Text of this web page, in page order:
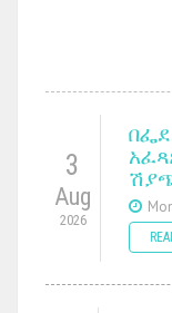
3
Aug
2026